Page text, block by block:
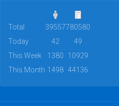
Total 39557780580
Today
42
49
This Week
1380
10929
This Month 1498 44136